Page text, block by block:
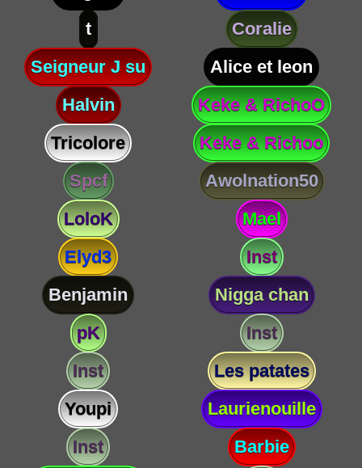
t
Coralie
Seigneur J su
Alice et leon
Halvin
Keke & RichoO
Tricolore
Keke & Richoo
Spcf
Awolnation50
LoloK
Mael
Elyd3
Inst
Benjamin
Nigga chan
pK
Inst
Inst
Les patates
Youpi
Laurienouille
Inst
Barbie